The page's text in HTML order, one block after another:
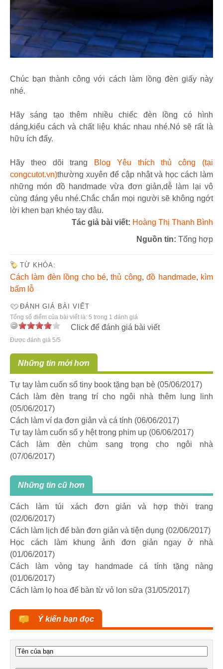
Chúc bạn thành công với cách làm lồng đèn giấy này
nhé.
Hãy sáng tạo thêm nhiều chiếc đèn lồng có hình
dáng,kiểu cách và chất liệu khác nhau nhé.Nó sẽ rất là
hữu ích đấy.
Hãy theo dõi trang
Blog Yêu thích thủ công (tại
congcutot.vn)thường xuyên để cập nhật và học cách làm
những món đồ handmade vừa đơn giản,dễ làm lại vô
cùng đáng yêu nhé.Chắc chắn mọi người sẽ không ngớt
lời khen bạn khéo tay đâu.
Tác giả bài viết: Hoàng Thị Thanh Bình
Nguồn tin: Tổng hợp
TỪ KHÓA:
Cách làm đèn lồng cho bé,thủ công,đồ handmade, kìm
bấm lỗ
ĐÁNH GIÁ BÀI VIẾT
Tổng số điểm của bài viết là: 5 trong 1 đánh giá
Click để đánh giá bài viết
Được đánh giá 5/5
Những tin mới hơn
Tự tay làm cuốn sổ tiny book tặng bạn bè (05/06/2017)
Cách làm đèn trang trí cho ngôi nhà thêm lung linh
(05/06/2017)
Cách làm ví da đơn giản và cá tính (06/06/2017)
Tự tay làm cuốn sổ y hệt trong phim up (06/06/2017)
Cách làm đèn chùm sang trọng cho ngôi nhà
(07/06/2017)
Những tin cũ hơn
Cách làm túi xách đơn giản và hợp thời trang
(02/06/2017)
Cách làm lịch để bàn đơn giản và tiện dụng (02/06/2017)
Học cách làm khung ảnh đơn giản ngay ở nhà
(01/06/2017)
Cách làm vòng tay handmade cá tính tặng nàng
(01/06/2017)
Cách làm lọ hoa để bàn từ vỏ lon sữa (31/05/2017)
Ý kiến bạn đọc